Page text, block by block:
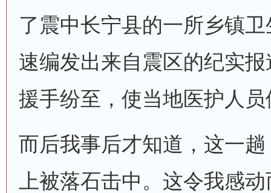
了震中长宁县的一所乡镇
速编发出来自震区的纪实
援手纷至，使当地医护人
而后我事后才知道，这一
上被落石击中。这令我感